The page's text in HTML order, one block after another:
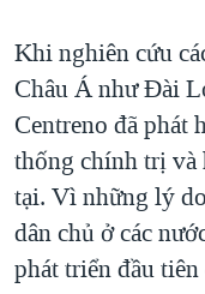
Khi nghiên cứu
Châu Á như Đài
Centreno đã phát
thống chính trị và
tại. Vì những lý
dân chủ ở các
phát triển đầu